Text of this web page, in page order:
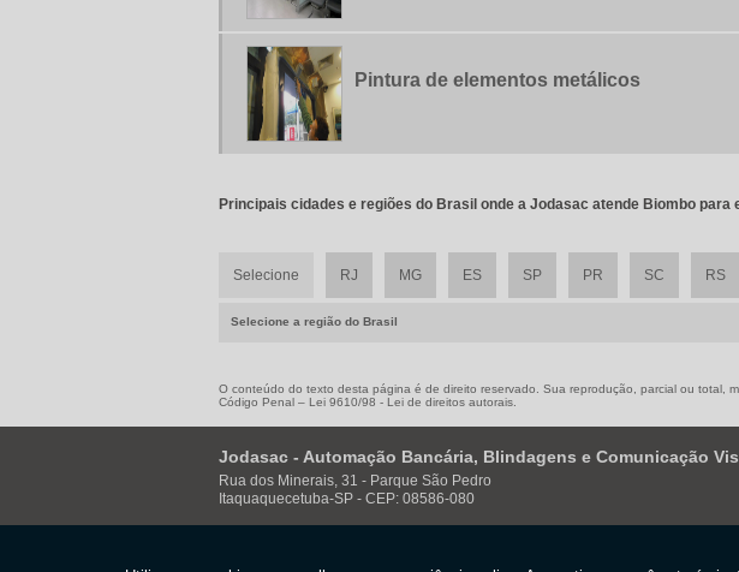
Pintura de elementos metálicos
Principais cidades e regiões do Brasil onde a Jodasac atende Biombo para
Selecione RJ MG ES SP PR SC RS
Selecione a região do Brasil
O conteúdo do texto desta página é de direito reservado. Sua reprodução, parcial ou total,
Código Penal – Lei 9610/98 - Lei de direitos autorais
Jodasac - Automação Bancária, Blindagens e Comunicação
Rua dos Minerais, 31 - Parque São Pedro
Itaquaquecetuba-SP - CEP: 08586-080